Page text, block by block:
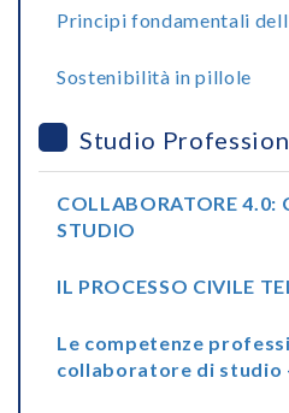
Principi fondamentali
Sostenibilità in pillole
Studio
COLLABORATORE 4.0:
STUDIO
IL PROCESSO CIVILE
Le competenze
collaboratore di studio